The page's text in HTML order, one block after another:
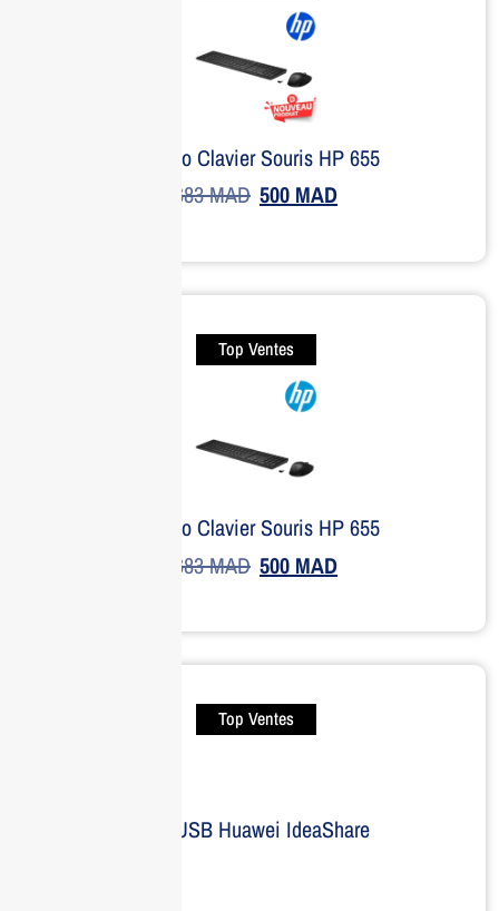
Combo Clavier Souris HP 655
683MAD 500 MAD
Top Ventes
Combo Clavier Souris HP 655
683MAD 500 MAD
Top Ventes
Clé USB Huawei IdeaShare